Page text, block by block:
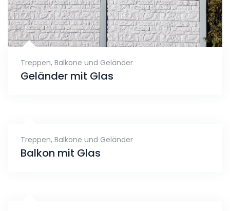
Treppen, Balkone und Geländer
Geländer mit Glas
Treppen, Balkone und Geländer
Balkon mit Glas